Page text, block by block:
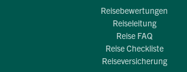
Reisebewertungen
Reiseleitung
Reise FAQ
Reise Checkliste
Reiseversicherung